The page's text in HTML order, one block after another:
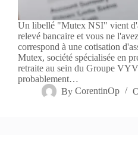
Un libellé "Mutex NSI" vient
relevé bancaire et vous ne
correspond à une cotisation
Mutex, société spécialisée en
retraite au sein du Groupe
probablement…
By CorentinOp